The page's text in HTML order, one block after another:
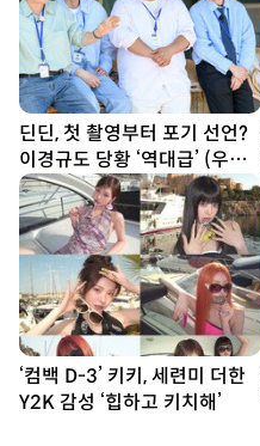
딘딘, 첫 촬영부터 포기 선언?
이경규도 당황 ‘역대급’ (우리
동네 전성시대)
‘컴백 D-3’ 키키, 세련미 더한
Y2K 감성 ‘힙하고 키치해’